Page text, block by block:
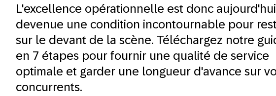
L'excellence opérationnelle est donc aujourd'hui
devenue une condition incontournable pour
sur le devant de la scène. Téléchargez notre
en 7 étapes pour fournir une qualité de service
optimale et garder une longueur d'avance sur
concurrents.